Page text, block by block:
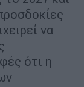
να
ότι η